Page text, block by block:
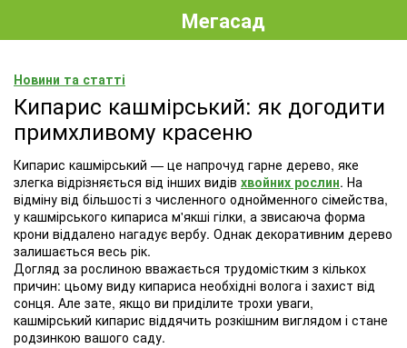
Мегасад
Новини та статті
Кипарис кашмірський: як догодити
примхливому красеню
Кипарис кашмірський — це напрочуд гарне дерево, яке
злегка відрізняється від інших видів хвойних рослин. На
відміну від більшості з численного однойменного сімейства,
у кашмірського кипариса м'якші гілки, а звисаюча форма
крони віддалено нагадує вербу. Однак декоративним дерево
залишається весь рік.
Догляд за рослиною вважається трудомістким з кількох
причин: цьому виду кипариса необхідні волога і захист від
сонця. Але зате, якщо ви приділите трохи уваги,
кашмірський кипарис віддячить розкішним виглядом і стане
родзинкою вашого саду.